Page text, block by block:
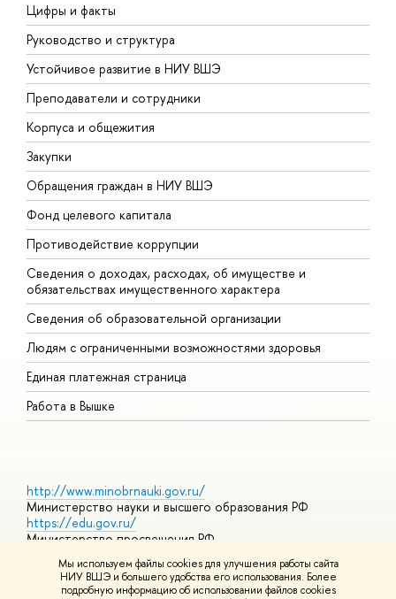
Мы используем файлы cookies для улучшения работы сайта
НИУ ВШЭ и большего удобства его использования. Более
подробную информацию об использовании файлов cookies
Цифры и факты
Руководство и структура
Устойчивое развитие в НИУ ВШЭ
Преподаватели и сотрудники
Корпуса и общежития
Закупки
Обращения граждан в НИУ ВШЭ
Фонд целевого капитала
Противодействие коррупции
Сведения о доходах, расходах, об имуществе и
обязательствах имущественного характера
Сведения об образовательной организации
Людям с ограниченными возможностями здоровья
Единая платежная страница
Работа в Вышке
http://www.minobrnauki.gov.ru/
Министерство науки и высшего образования РФ
https://edu.gov.ru/
Министерство просвещения РФ
https://elearning.hse.ru/mooc
Массовые открытые онлайн-курсы